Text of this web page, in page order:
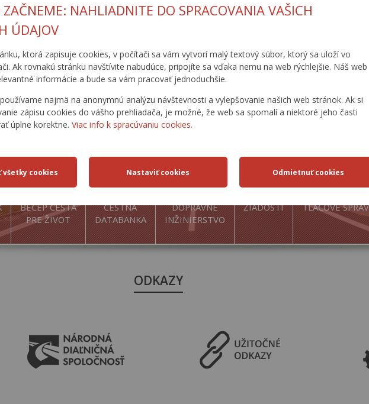
ZAČNEME: NAHLIADNITE DO SPRACOVANIA VAŠICH
ÚDAJOV
ktorá zapisuje cookies, v počítači sa vám vytvorí malý textový súbor, ktorý sa uloží vo
Ak rovnakú stránku navštívite nabudúce, pripojíte sa vďaka nemu na web rýchlejšie. Náš web
informácie a bude sa vám pracovať jednoduchšie.
najmä na anonymnú analýzu návštevnosti a vylepšovanie našich web stránok. Ak si
zápisu cookies do vášho prehliadača, je možné, že web sa spomalí a niektoré jeho časti
úplne korektne. Viac info k spracúvaniu cookies.
6
Inžinierske
stavby a.s.
II/547 Veľký
1 2 3 4 5
1 2 3 4 5 6 7 8 9 10 ...
BECEP CESTA
PRE ŽIVOT
CESTNÁ
DATABANKA
DOPRAVNÉ
INŽINIERSTVO
ŽIADOSTI TLAČOVÉ
ODKAZY